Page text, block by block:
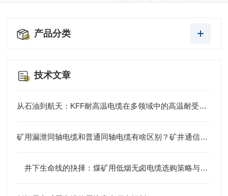
产品分类
技术文章
从石油到航天：KFF耐高温电缆在多领域中的高温耐受应用案例集
矿用漏泄同轴电缆和普通同轴电缆有啥区别？矿井通信全靠它
井下生命线的抉择：煤矿用低烟无卤电缆选购策略与规范深度剖析